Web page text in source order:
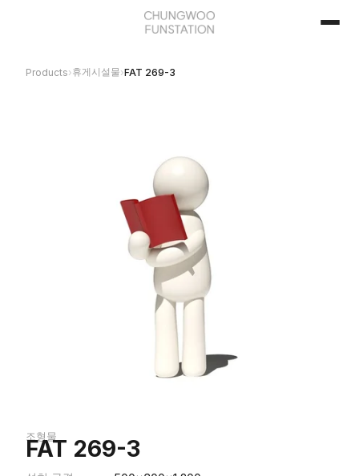
Products›휴게시설물›FAT 269-3
조형물
FAT 269-3